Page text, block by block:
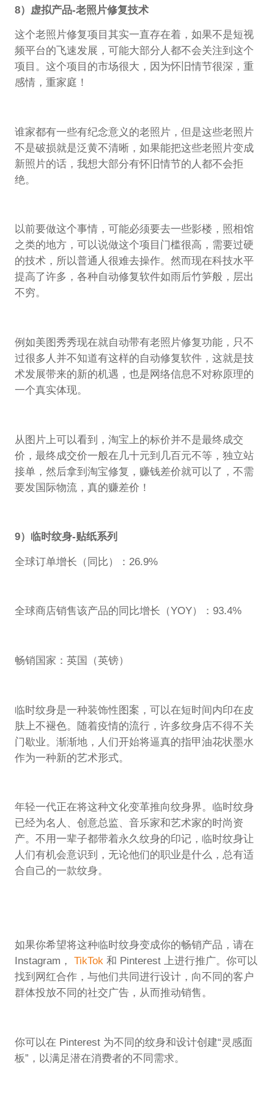
8）虚拟产品-老照片修复技术
这个老照片修复项目其实一直存在着，如果不是短视
频平台的飞速发展，可能大部分人都不会关注到这个
项目。这个项目的市场很大，因为怀旧情节很深，重
感情，重家庭！
谁家都有一些有纪念意义的老照片，但是这些老照片
不是破损就是泛黄不清晰，如果能把这些老照片变成
新照片的话，我想大部分有怀旧情节的人都不会拒
绝。
以前要做这个事情，可能必须要去一些影楼，照相馆
之类的地方，可以说做这个项目门槛很高，需要过硬
的技术，所以普通人很难去操作。然而现在科技水平
提高了许多，各种自动修复软件如雨后竹笋般，层出
不穷。
例如美图秀秀现在就自动带有老照片修复功能，只不
过很多人并不知道有这样的自动修复软件，这就是技
术发展带来的新的机遇，也是网络信息不对称原理的
一个真实体现。
从图片上可以看到，淘宝上的标价并不是最终成交
价，最终成交价一般在几十元到几百元不等，独立站
接单，然后拿到淘宝修复，赚钱差价就可以了，不需
要发国际物流，真的赚差价！
9）临时纹身-贴纸系列
全球订单增长（同比）：26.9%
全球商店销售该产品的同比增长（YOY）：93.4%
畅销国家：英国（英镑）
临时纹身是一种装饰性图案，可以在短时间内印在皮
肤上不褪色。随着疫情的流行，许多纹身店不得不关
门歇业。渐渐地，人们开始将逼真的指甲油花状墨水
作为一种新的艺术形式。
年轻一代正在将这种文化变革推向纹身界。临时纹身
已经为名人、创意总监、音乐家和艺术家的时尚资
产。不用一辈子都带着永久纹身的印记，临时纹身让
人们有机会意识到，无论他们的职业是什么，总有适
合自己的一款纹身。
如果你希望将这种临时纹身变成你的畅销产品，请在
Instagram， TikTok和 Pinterest 上进行推广。你可以
找到网红合作，与他们共同进行设计，向不同的客户
群体投放不同的社交广告，从而推动销售。
你可以在 Pinterest 为不同的纹身和设计创建“灵感面
板”，以满足潜在消费者的不同需求。